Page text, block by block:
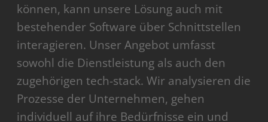
können, kann unsere Lösung auch mit
bestehender Software über Schnittstellen
interagieren. Unser Angebot umfasst
sowohl die Dienstleistung als auch den
zugehörigen tech-stack. Wir analysieren die
Prozesse der Unternehmen, gehen
individuell auf ihre Bedürfnisse ein und